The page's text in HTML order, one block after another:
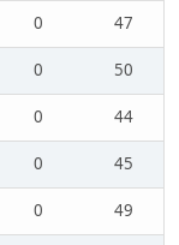
0
47
0
50
0
44
0
45
0
49